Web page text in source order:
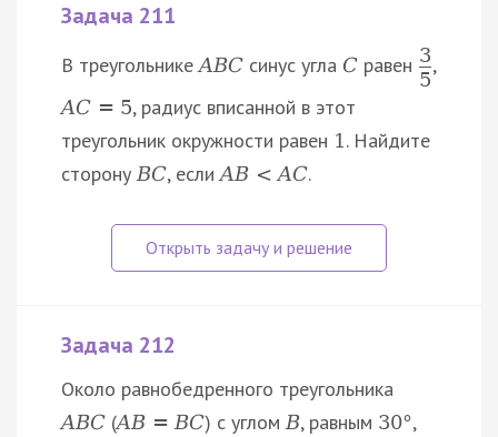
Задача 211
В треугольникеABC синус угла C равен 3
5
,
AC = 5, радиус вписанной в этот
треугольник окружности равен 1. Найдите
сторонуBC, еслиAB < AC.
Задача 212
Около равнобедренного треугольника
ABC (AB = BC) с угломB, равным 30°,